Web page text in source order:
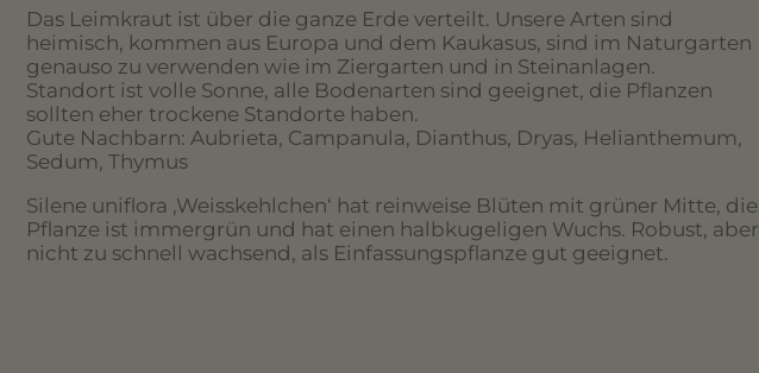
Das Leimkraut ist über die ganze Erde verteilt. Unsere Arten sind
heimisch, kommen aus Europa und dem Kaukasus, sind im Naturgarten
genauso zu verwenden wie im Ziergarten und in Steinanlagen.
Standort ist volle Sonne, alle Bodenarten sind geeignet, die Pflanzen
sollten eher trockene Standorte haben.
Gute Nachbarn: Aubrieta, Campanula, Dianthus, Dryas, Helianthemum,
Sedum, Thymus
Silene uniflora ‚Weisskehlchen‘ hat reinweise Blüten mit grüner Mitte, die
Pflanze ist immergrün und hat einen halbkugeligen Wuchs. Robust, aber
nicht zu schnell wachsend, als Einfassungspflanze gut geeignet.